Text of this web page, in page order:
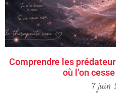
Comprendre les
où l’on
7 juin